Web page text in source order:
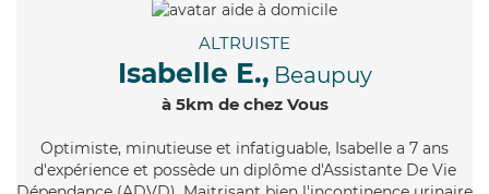
ALTRUISTE
Isabelle E., Beaupuy
à 5km de chez Vous
Optimiste, minutieuse et infatiguable, Isabelle a 7 ans
d'expérience et possède un diplôme d'Assistante De Vie